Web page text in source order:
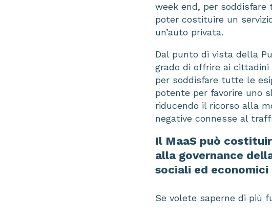
week end, per
poter costituire un
un’auto privata.
Dal punto di vista della
grado di offrire ai
per soddisfare tutte le
potente per favorire uno
riducendo il ricorso alla
negative connesse al
Il MaaS può
alla governance
sociali ed economici
Se volete saperne di più